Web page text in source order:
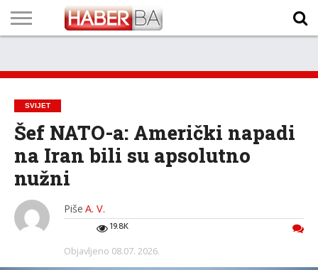
TECH
PROGRAM
PROGNOZA
PUTEVIMA
LISTA
NAMA
SVIJET
Šef NATO-a: Američki napadi
na Iran bili su apsolutno
nužni
Piše A. V.
19.8K
Objavljeno 08.07. 2026.